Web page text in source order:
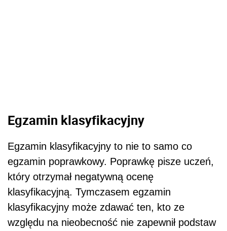
Egzamin klasyfikacyjny
Egzamin klasyfikacyjny to nie to samo co
egzamin poprawkowy. Poprawkę pisze uczeń,
który otrzymał negatywną ocenę
klasyfikacyjną. Tymczasem egzamin
klasyfikacyjny może zdawać ten, kto ze
względu na nieobecność nie zapewnił podstaw